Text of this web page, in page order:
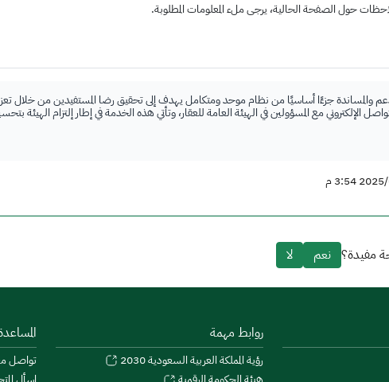
حول الصفحة الحالية، يرجى ملء المعلومات المطلوبة.
والمساندة جزءًا أساسيًا من نظام موحد ومتكامل يهدف إلى تحقيق رضا المستفيدين من خلال
الإلكتروني مع المسؤولين في الهيئة العامة للعقار، وتأتي هذه الخدمة في إطار إلتزام
مفيدة؟ نعم لا
روابط مهمة
رؤية المملكة العربية السعودية 2030
تواصل